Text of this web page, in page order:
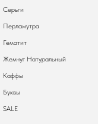
Серьги
Перламутра
Гематит
Жемчуг Натуральный
Каффы
Буквы
SALE